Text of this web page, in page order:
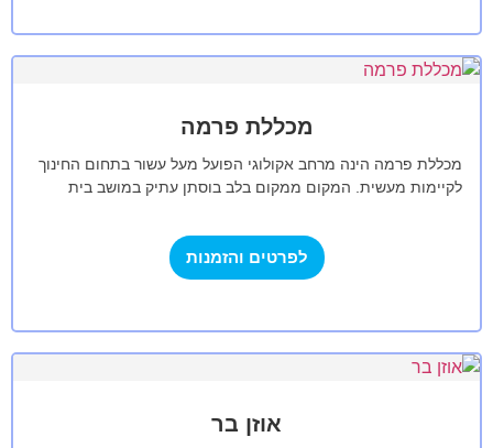
מכללת פרמה
מכללת פרמה הינה מרחב אקולוגי הפועל מעל עשור בתחום החינוך
לקיימות מעשית. המקום ממקום בלב בוסתן עתיק במושב בית
לפרטים והזמנות
אוזן בר